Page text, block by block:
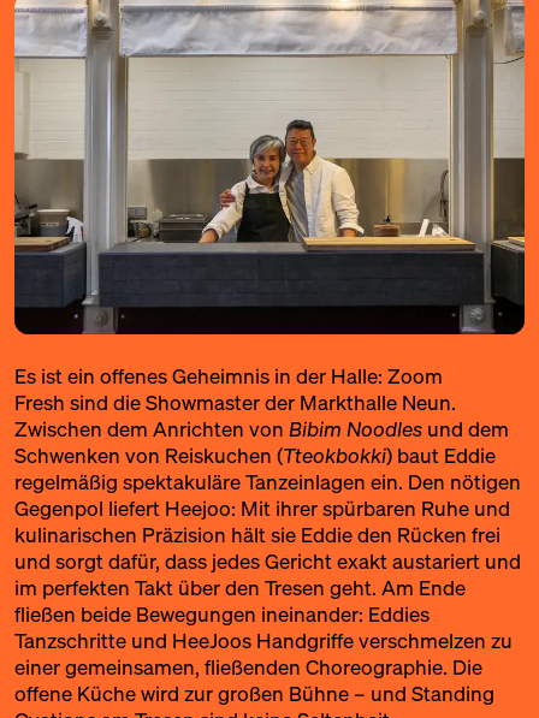
Es ist ein offenes Geheimnis in der Halle: Zoom
Fresh sind die Showmaster der Markthalle Neun.
Zwischen dem Anrichten von Bibim Noodles und dem
Schwenken von Reiskuchen (Tteokbokki) baut Eddie
regelmäßig spektakuläre Tanzeinlagen ein. Den nötigen
Gegenpol liefert Heejoo: Mit ihrer spürbaren Ruhe und
kulinarischen Präzision hält sie Eddie den Rücken frei
und sorgt dafür, dass jedes Gericht exakt austariert und
im perfekten Takt über den Tresen geht. Am Ende
fließen beide Bewegungen ineinander: Eddies
Tanzschritte und HeeJoos Handgriffe verschmelzen zu
einer gemeinsamen, fließenden Choreographie. Die
offene Küche wird zur großen Bühne – und Standing